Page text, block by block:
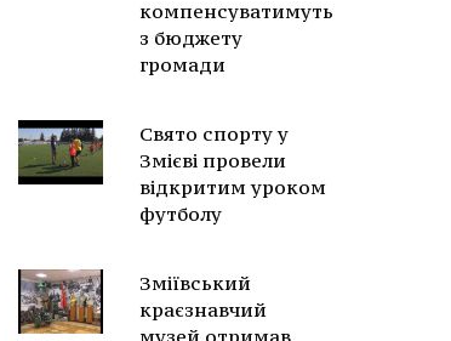
компенсуватимуть
з бюджету
громади
Свято спорту у
Змієві провели
відкритим уроком
футболу
Зміївський
краєзнавчий
музей отримав